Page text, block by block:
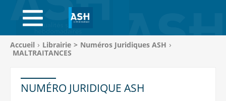
ACCUEIL
ABONNEMENTS
ACHAT AU NUMÉRO
LIBRAIRIE
Vous
êtes
Accueil Librairie > Numéros Juridiques ASH
MALTRAITANCES
NUMÉRO JURIDIQUE ASH